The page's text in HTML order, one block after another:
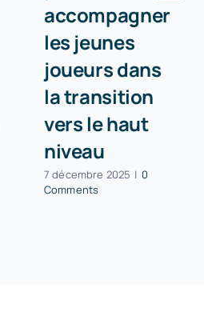
accompagner
les jeunes
joueurs dans
la transition
vers le haut
niveau
7 décembre 2025 | 0
Comments